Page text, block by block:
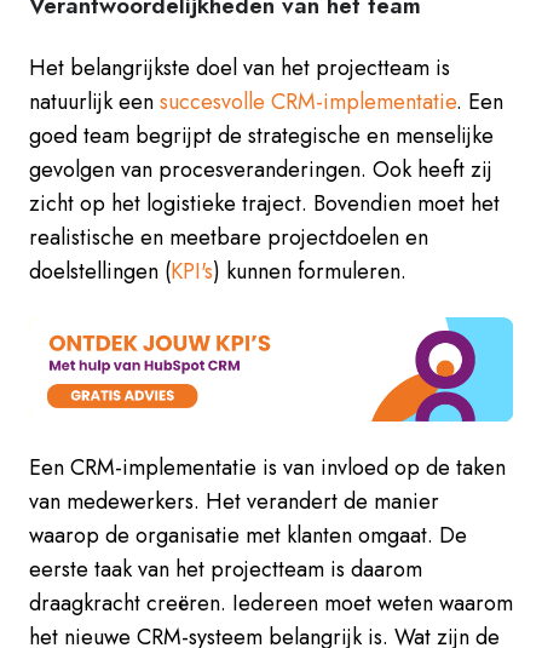
Het belangrijkste doel van het projectteam is
natuurlijk eensuccesvolle CRM-implementatie. Een
goed team begrijpt de strategische en menselijke
gevolgen van procesveranderingen. Ook heeft zij
zicht op het logistieke traject. Bovendien moet het
realistische en meetbare projectdoelen en
doelstellingen (KPI's) kunnen formuleren.
Een CRM-implementatie is van invloed op de taken
van medewerkers. Het verandert de manier
waarop de organisatie met klanten omgaat. De
eerste taak van het projectteam is daarom
draagkracht creëren. Iedereen moet weten waarom
het nieuwe CRM-systeem belangrijk is. Wat zijn de